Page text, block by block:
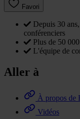
Favori
Depuis 30
conférenciers
Plus de 50
L'équipe de
Aller à
À propos de
Vidéos